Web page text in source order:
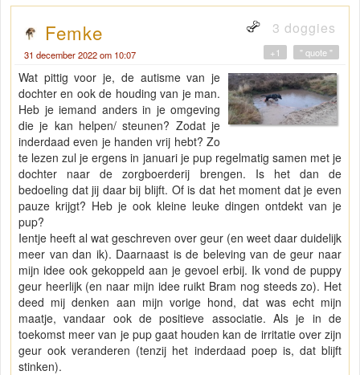
Femke 3 doggies
31 december 2022 om 10:07 " quote "
+1
Wat pittig voor je, de autisme van je
dochter en ook de houding van je man.
Heb je iemand anders in je omgeving
die je kan helpen/ steunen? Zodat je
inderdaad even je handen vrij hebt? Zo
te lezen zul je ergens in januari je pup regelmatig samen met je
dochter naar de zorgboerderij brengen. Is het dan de
bedoeling dat jij daar bij blijft. Of is dat het moment dat je even
pauze krijgt? Heb je ook kleine leuke dingen ontdekt van je
pup?
Ientje heeft al wat geschreven over geur (en weet daar duidelijk
meer van dan ik). Daarnaast is de beleving van de geur naar
mijn idee ook gekoppeld aan je gevoel erbij. Ik vond de puppy
geur heerlijk (en naar mijn idee ruikt Bram nog steeds zo). Het
deed mij denken aan mijn vorige hond, dat was echt mijn
maatje, vandaar ook de positieve associatie. Als je in de
toekomst meer van je pup gaat houden kan de irritatie over zijn
geur ook veranderen (tenzij het inderdaad poep is, dat blijft
stinken).